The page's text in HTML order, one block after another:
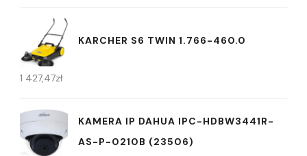
KARCHER S6 TWIN 1.766-460.0
1 427,47zł
KAMERA IP DAHUA IPC-HDBW3441R-
AS-P-0210B (23506)